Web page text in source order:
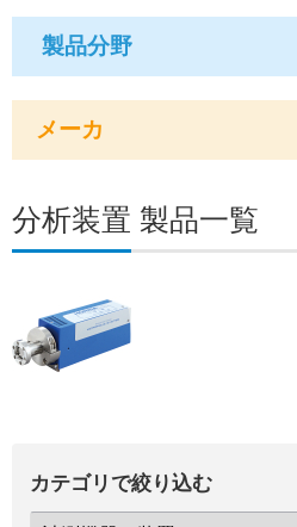
製品分野
メーカ
分析装置 製品一覧
カテゴリで絞り込む